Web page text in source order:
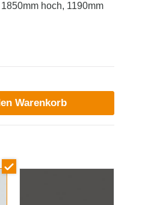
hoch, 1190mm
Warenkorb